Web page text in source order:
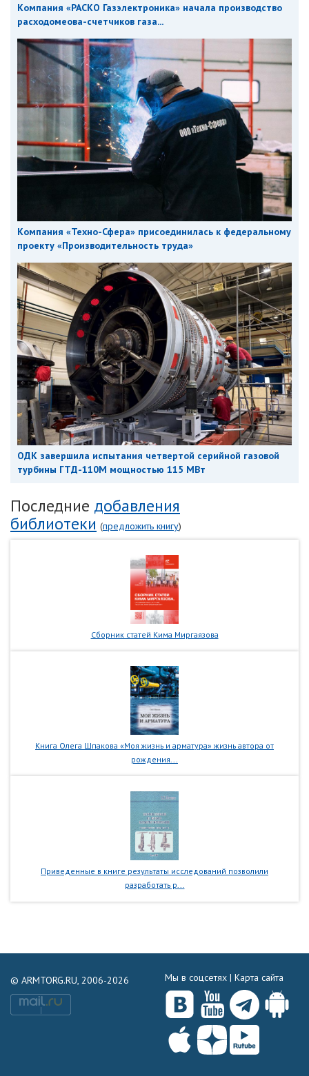
Компания «РАСКО Газэлектроника» начала производство
расходомеова-счетчиков газа...
Компания «Техно-Сфера» присоединилась к федеральному
проекту «Производительность труда»
ОДК завершила испытания четвертой серийной газовой
турбины ГТД-110М мощностью 115 МВт
Последние добавления
библиотеки (предложить книгу)
Сборник статей Кима Миргаязова
Книга Олега Шпакова «Моя жизнь и арматура» жизнь автора от
рождения...
Приведенные в книге результаты исследований позволили
разработать р...
© ARMTORG.RU, 2006-2026 Мы в соцсетях | Карта сайта